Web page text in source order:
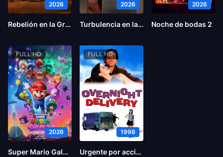
2026
Rebelión en la Granja
2026
Turbulencia en la oficina
2026
Noche de bodas 2
FULL HD
2026
Super Mario Galaxy la película
FULL HD
1998
Urgente por accidente